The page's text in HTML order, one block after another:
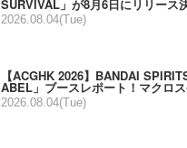
SURVIVAL」が8月6日にリリース
2026.08.04(Tue)
【ACGHK 2026】BANDAI
ABEL」ブースレポート！マクロ
2026.08.04(Tue)